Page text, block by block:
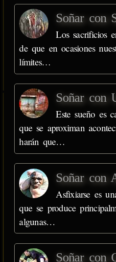
Soñar con
Los sacrificios
de que en ocasiones
límites…
Soñar con
Este sueño es
que se aproximan
harán que…
Soñar con
Asfixiarse es
que se produce
algunas…
Soñar con